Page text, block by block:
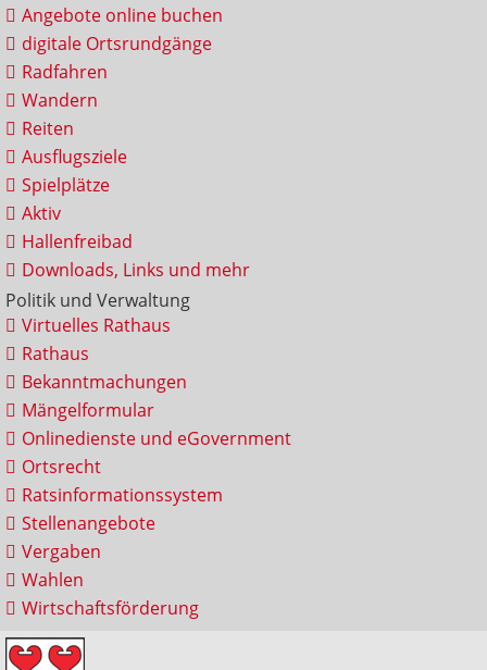
Angebote online buchen
digitale Ortsrundgänge
Radfahren
Wandern
Reiten
Ausflugsziele
Spielplätze
Aktiv
Hallenfreibad
Downloads, Links und mehr
Politik und Verwaltung
Virtuelles Rathaus
Rathaus
Bekanntmachungen
Mängelformular
Onlinedienste und eGovernment
Ortsrecht
Ratsinformationssystem
Stellenangebote
Vergaben
Wahlen
Wirtschaftsförderung